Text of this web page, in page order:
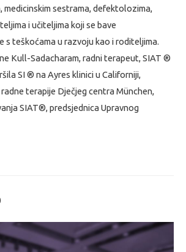
medicinskim sestrama, defektolozima,
i učiteljima koji se bave
s teškoćama u razvoju kao i roditeljima.
Kull-Sadacharam, radni terapeut, SIAT ®
SI ® na Ayres klinici u Californiji,
terapije Dječjeg centra München,
SIAT®, predsjednica Upravnog